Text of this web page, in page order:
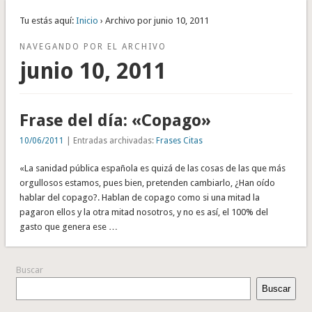
Tu estás aquí: Inicio › Archivo por junio 10, 2011
NAVEGANDO POR EL ARCHIVO
junio 10, 2011
Frase del día: «Copago»
10/06/2011 | Entradas archivadas: Frases Citas
«La sanidad pública española es quizá de las cosas de las que más
orgullosos estamos, pues bien, pretenden cambiarlo, ¿Han oído
hablar del copago?. Hablan de copago como si una mitad la
pagaron ellos y la otra mitad nosotros, y no es así, el 100% del
gasto que genera ese …
Buscar
Buscar